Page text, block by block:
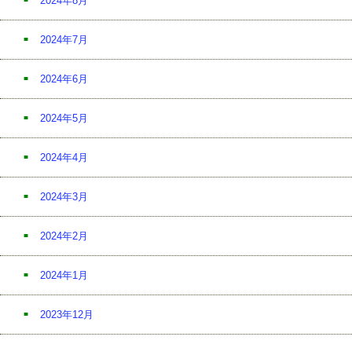
2024年7月
2024年6月
2024年5月
2024年4月
2024年3月
2024年2月
2024年1月
2023年12月